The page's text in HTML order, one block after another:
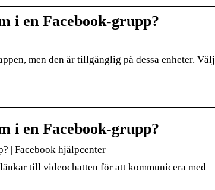
i en Facebook-grupp?
men den är tillgänglig på dessa enheter. Välj
i en Facebook-grupp?
| Facebook hjälpcenter
till videochatten för att kommunicera med